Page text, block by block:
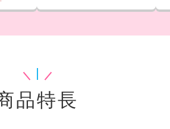
品特長